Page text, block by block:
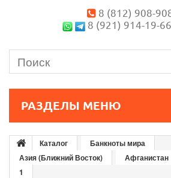
8 (812) 908-
8 (921) 914-19-66
РАЗДЕЛЫ МЕНЮ
Каталог
Банкноты мира
Азия (Ближний Восток)
Афганистан
1